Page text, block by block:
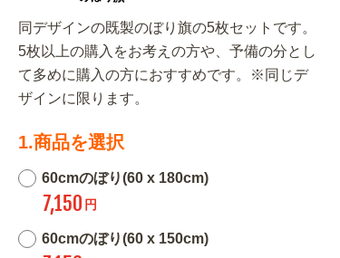
同デザインの既製のぼり旗の5枚セットです。
5枚以上の購入をお考えの方や、予備の分とし
て多めに購入の方におすすめです。※同じデ
ザインに限ります。
1.商品を選択
60cmのぼり(60 x 180cm)
7,150 円
60cmのぼり(60 x 150cm)